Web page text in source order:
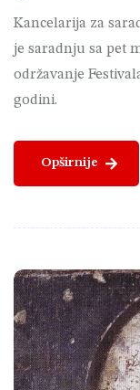
Kancelarija za
je saradnju sa pet
održavanje
godini.
Opširnije